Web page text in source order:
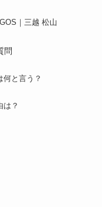
｜三越 松山
問
何と言う？
は？